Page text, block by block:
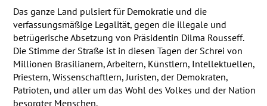
Das ganze Land pulsiert für Demokratie und die
verfassungsmäßige Legalität, gegen die illegale und
betrügerische Absetzung von Präsidentin Dilma Rousseff.
Die Stimme der Straße ist in diesen Tagen der Schrei von
Millionen Brasilianern, Arbeitern, Künstlern, Intellektuellen,
Priestern, Wissenschaftlern, Juristen, der Demokraten,
Patrioten, und aller um das Wohl des Volkes und der Nation
besorgter Menschen.